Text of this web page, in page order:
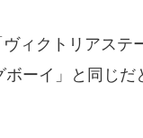
ィクトリアステ
ーイ」と同じ